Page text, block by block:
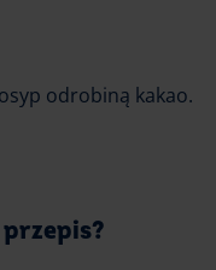
odrobiną kakao.
przepis?